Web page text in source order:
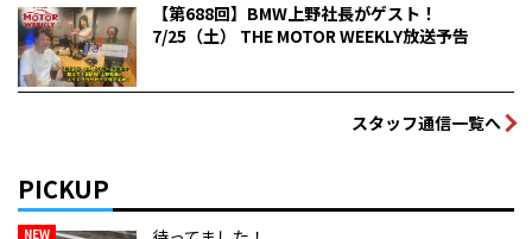
【第688回】BMW上野社長がゲスト！
7/25（土） THE MOTOR WEEKLY放送予告
スタッフ通信一覧へ
PICKUP
NEW